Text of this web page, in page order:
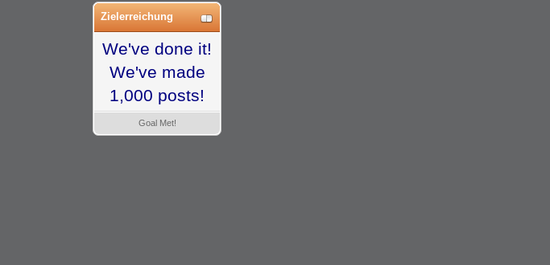
Zielerreichung
We've done it!
We've made
1,000 posts!
Goal Met!